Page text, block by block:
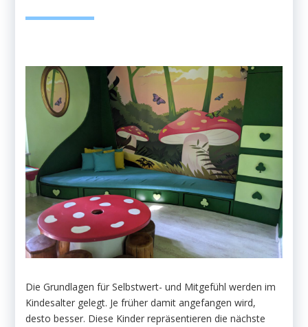
Die Grundlagen für Selbstwert- und Mitgefühl werden im
Kindesalter gelegt. Je früher damit angefangen wird,
desto besser. Diese Kinder repräsentieren die nächste